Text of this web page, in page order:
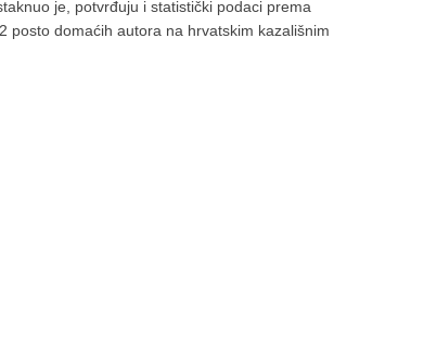
je, potvrđuju i statistički podaci prema
posto domaćih autora na hrvatskim kazališnim